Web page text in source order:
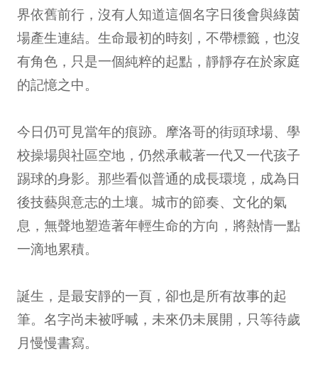
界依舊前行，沒有人知道這個名字日後會與綠茵
場產生連結。生命最初的時刻，不帶標籤，也沒
有角色，只是一個純粹的起點，靜靜存在於家庭
的記憶之中。
今日仍可見當年的痕跡。摩洛哥的街頭球場、學
校操場與社區空地，仍然承載著一代又一代孩子
踢球的身影。那些看似普通的成長環境，成為日
後技藝與意志的土壤。城市的節奏、文化的氣
息，無聲地塑造著年輕生命的方向，將熱情一點
一滴地累積。
誕生，是最安靜的一頁，卻也是所有故事的起
筆。名字尚未被呼喊，未來仍未展開，只等待歲
月慢慢書寫。